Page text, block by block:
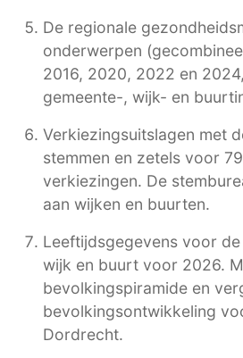
De regionale
onderwerpen
2016, 2020, 2022 en
gemeente-, wijk- en
Verkiezingsuitslagen met
stemmen en zetels voor
verkiezingen. De
aan wijken en buurten.
Leeftijdsgegevens voor
wijk en buurt voor 2026.
bevolkingspiramide en
bevolkingsontwikkeling
Dordrecht.